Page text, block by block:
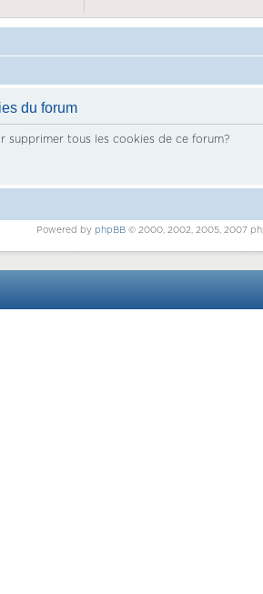
du forum
supprimer tous les cookies de ce forum?
Powered by phpBB© 2000, 2002, 2005, 2007